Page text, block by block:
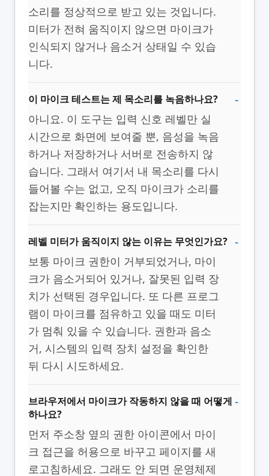
소리를 정상적으로 받고 있는 것입니다.
미터가 전혀 움직이지 않으면 마이크가
인식되지 않거나 음소거 상태일 수 있습
니다.
이 마이크 테스트는 제 목소리를 녹음하나요?
아니요. 이 도구는 입력 신호 레벨만 실
시간으로 화면에 보여줄 뿐, 음성을 녹음
하거나 저장하거나 서버로 전송하지 않
습니다. 그래서 여기서 내 목소리를 다시
들어볼 수는 없고, 오직 마이크가 소리를
잡는지만 확인하는 용도입니다.
레벨 미터가 움직이지 않는 이유는 무엇인가요?
보통 마이크 권한이 거부되었거나, 마이
크가 음소거되어 있거나, 잘못된 입력 장
치가 선택된 경우입니다. 또 다른 프로그
램이 마이크를 점유하고 있을 때도 미터
가 멈춰 있을 수 있습니다. 권한과 음소
거, 시스템의 입력 장치 설정을 확인한
뒤 다시 시도하세요.
브라우저에서 마이크가 작동하지 않을 때 어떻게
하나요?
먼저 주소창 옆의 권한 아이콘에서 마이
크 접근을 허용으로 바꾸고 페이지를 새
로고침하세요. 그래도 안 되면 운영체제